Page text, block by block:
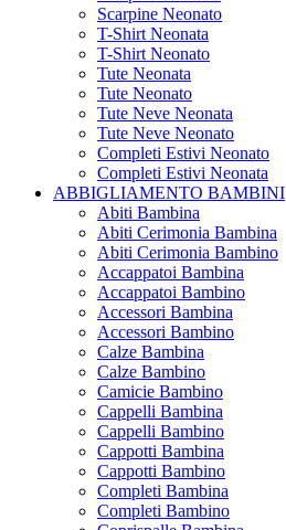
Scarpine Neonato
T-Shirt Neonata
T-Shirt Neonato
Tute Neonata
Tute Neonato
Tute Neve Neonata
Tute Neve Neonato
Completi Estivi Neonato
Completi Estivi Neonata
ABBIGLIAMENTO BAMBINI
Abiti Bambina
Abiti Cerimonia Bambina
Abiti Cerimonia Bambino
Accappatoi Bambina
Accappatoi Bambino
Accessori Bambina
Accessori Bambino
Calze Bambina
Calze Bambino
Camicie Bambino
Cappelli Bambina
Cappelli Bambino
Cappotti Bambina
Cappotti Bambino
Completi Bambina
Completi Bambino